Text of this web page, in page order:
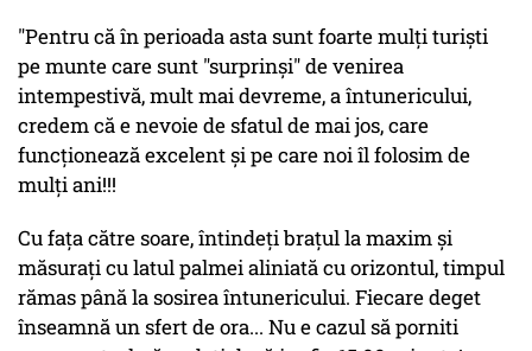
"Pentru că în perioada asta sunt foarte mulţi turişti
pe munte care sunt "surprinşi" de venirea
intempestivă, mult mai devreme, a întunericului,
credem că e nevoie de sfatul de mai jos, care
funcţionează excelent şi pe care noi îl folosim de
mulţi ani!!!
Cu faţa către soare, întindeţi braţul la maxim şi
măsuraţi cu latul palmei aliniată cu orizontul, timpul
rămas până la sosirea întunericului. Fiecare deget
înseamnă un sfert de ora... Nu e cazul să porniti